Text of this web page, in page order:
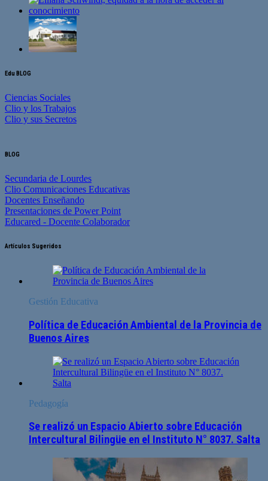
Edu BLOG
Ciencias Sociales
Clio y los Trabajos
Clio y sus Secretos
BLOG
Secundaria de Lourdes
Clio Comunicaciones Educativas
Docentes Enseñando
Presentaciones de Power Point
Educared - Docente Colaborador
Artículos Sugeridos
Gestión Educativa
Política de Educación Ambiental de la Provincia de
Buenos Aires
Pedagogía
Se realizó un Espacio Abierto sobre Educación
Intercultural Bilingüe en el Instituto N° 8037. Salta